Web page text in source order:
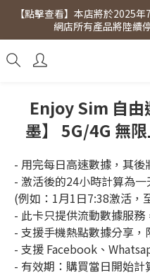
【點擊查看】會員專享 星期
31日）。
【點擊查看】本店將於2025
網店所有產品將陸續
【點擊查看】會員專享 星期
31日）。
Enjoy Sim 自由
墨】 5G/4G 無
- 用完每日高速數據，其
- 激活後的24小時計算為
(例如：1月1日7:38激活，
- 此卡只提供流動數據服
- 支援手機熱點數據分享
- 支援 Facebook、
- 有效期：購買當日開始